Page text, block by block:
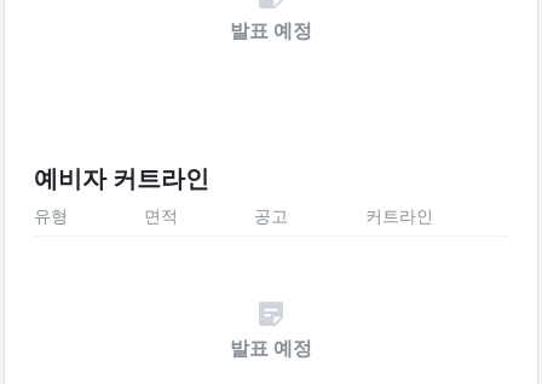
발표 예정
예비자 커트라인
유형 면적 공고 커트라인
발표 예정